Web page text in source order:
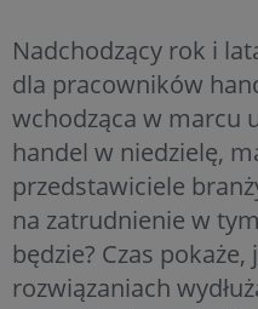
Nadchodzący rok i
dla pracowników
wchodząca w marcu
handel w niedzielę,
przedstawiciele
na zatrudnienie w
będzie? Czas
rozwiązaniach